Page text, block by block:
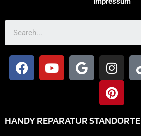
HANDY REPARATUR STANDORTE